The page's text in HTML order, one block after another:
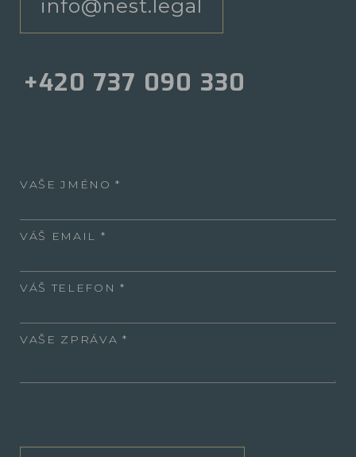
info@nest.legal
+420 737 090 330
VAŠE JMÉNO
VÁŠ EMAIL
VÁŠ TELEFON
VAŠE ZPRÁVA